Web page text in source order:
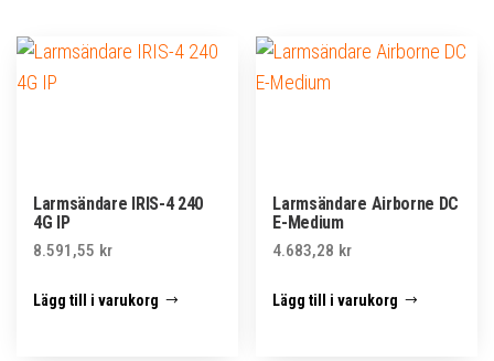
Larmsändare IRIS-4 240
4G IP
8.591,55 kr
Lägg till i varukorg
Larmsändare Airborne DC
E-Medium
4.683,28 kr
Lägg till i varukorg